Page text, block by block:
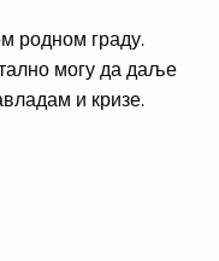
родном граду.
могу да даље
и кризе.